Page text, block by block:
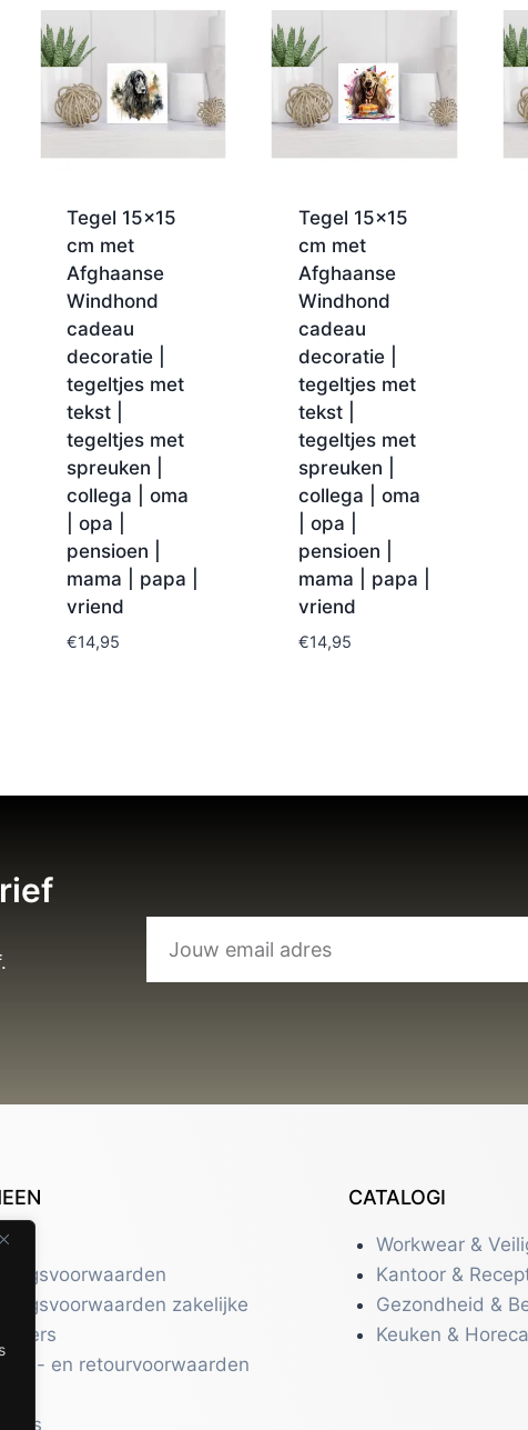
Tegel 15×15
cm met
Afghaanse
Windhond
cadeau
decoratie |
tegeltjes met
tekst |
tegeltjes met
spreuken |
collega | oma
| opa |
pensioen |
mama | papa |
vriend
€14,95
Tegel 15×15
cm met
Afghaanse
Windhond
cadeau
decoratie |
tegeltjes met
tekst |
tegeltjes met
spreuken |
collega | oma
| opa |
pensioen |
mama | papa |
vriend
€14,95
zakelijke
en retourvoorwaarden
ons
CATALOGI
Workwear &
Kantoor &
Gezondheid &
Keuken & Horeca